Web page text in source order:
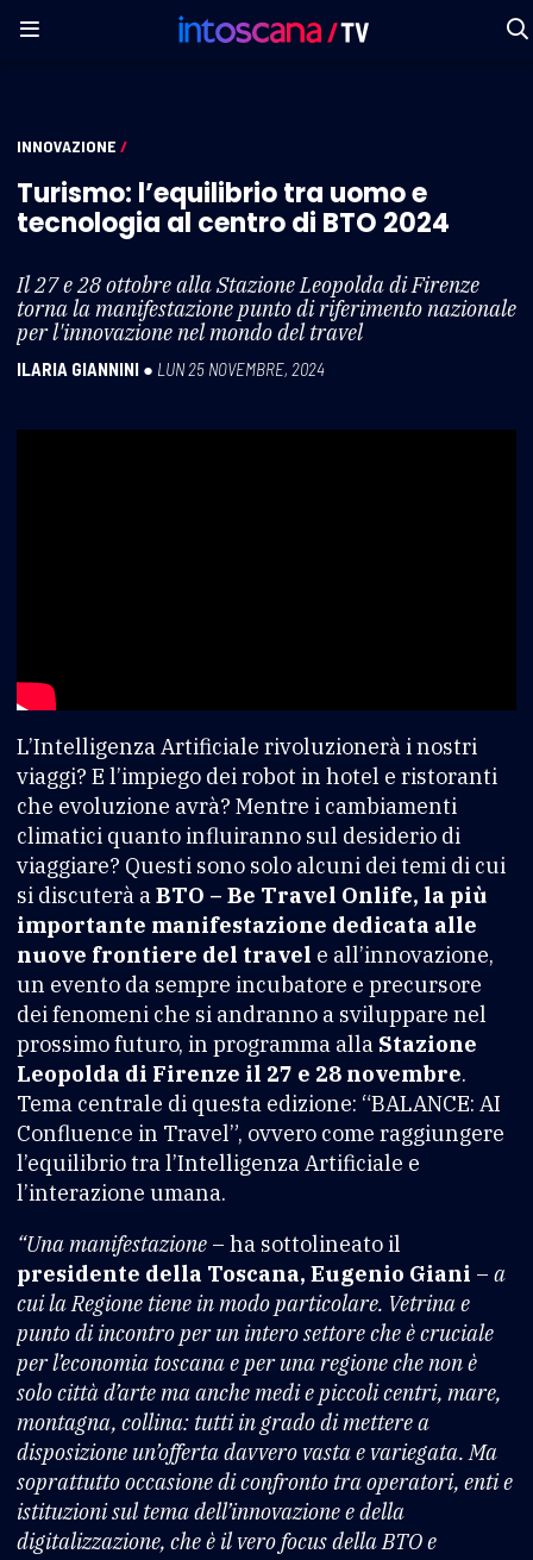
INNOVAZIONE /
Turismo: l’equilibrio tra uomo e
tecnologia al centro di BTO 2024
Il 27 e 28 ottobre alla Stazione Leopolda di Firenze
torna la manifestazione punto di riferimento nazionale
per l'innovazione nel mondo del travel
ILARIA GIANNINI ● LUN 25 NOVEMBRE, 2024
L’Intelligenza Artificiale rivoluzionerà i nostri
viaggi? E l’impiego dei robot in hotel e ristoranti
che evoluzione avrà? Mentre i cambiamenti
climatici quanto influiranno sul desiderio di
viaggiare? Questi sono solo alcuni dei temi di cui
si discuterà aBTO – Be Travel Onlife, la più
importante manifestazione dedicata alle
nuove frontiere del travel e all’innovazione,
un evento da sempre incubatore e precursore
dei fenomeni che si andranno a sviluppare nel
prossimo futuro, in programma alla Stazione
Leopolda di Firenze il 27 e 28 novembre.
Tema centrale di questa edizione: “BALANCE: AI
Confluence in Travel”, ovvero come raggiungere
l’equilibrio tra l’Intelligenza Artificiale e
l’interazione umana.
“Una manifestazione – ha sottolineato il
presidente della Toscana, Eugenio Giani – a
cui la Regione tiene in modo particolare. Vetrina e
punto di incontro per un intero settore che è cruciale
per l’economia toscana e per una regione che non è
solo città d’arte ma anche medi e piccoli centri, mare,
montagna, collina: tutti in grado di mettere a
disposizione un’offerta davvero vasta e variegata. Ma
soprattutto occasione di confronto tra operatori, enti e
istituzioni sul tema dell’innovazione e della
digitalizzazione, che è il vero focus della BTO e